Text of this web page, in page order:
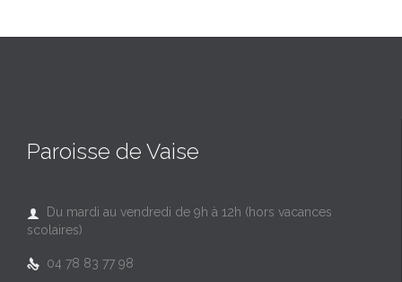
Paroisse de Vaise

Du mardi au vendredi de 9h à 12h (hors vacances
scolaires)
 04 78 83 77 98